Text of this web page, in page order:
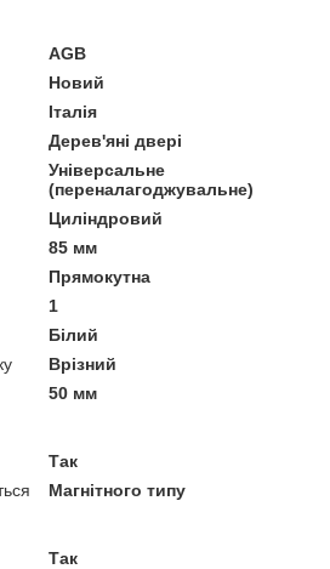
AGB
Новий
Італія
Дерев'яні двері
Універсальне
(переналагоджувальне)
Циліндровий
85 мм
Прямокутна
1
Білий
Врізний
50 мм
Так
Магнітного типу
Так